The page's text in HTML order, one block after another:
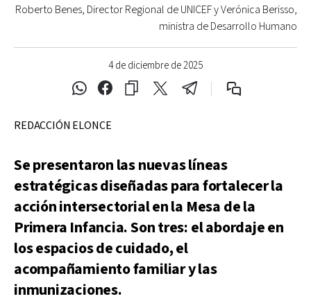
4 de diciembre de 2025
Roberto Benes, Director Regional de UNICEF y Verónica Berisso,
ministra de Desarrollo Humano
REDACCIÓN ELONCE
Se presentaron las nuevas líneas
estratégicas diseñadas para fortalecer la
acción intersectorial en la Mesa de la
Primera Infancia. Son tres: el abordaje en
los espacios de cuidado, el
acompañamiento familiar y las
inmunizaciones.